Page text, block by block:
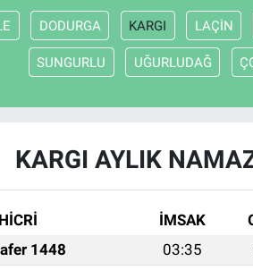
DODURGA KARGI LAÇİN
SUNGURLU UĞURLUDAĞ
KARGI AYLIK
İMSAK
1448
03:35